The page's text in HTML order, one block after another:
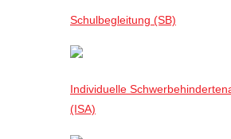
Schulbegleitung (SB)
Individuelle
(ISA)